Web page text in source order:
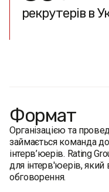
рекрутерів в
Формат
Організацією та
займається команда
інтерв’юерів. Rating
для інтерв'юерів,
обговорення.